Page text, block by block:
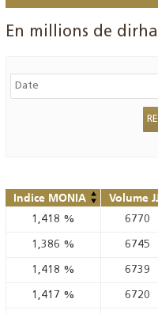
En millions de
Indice MONIA Volume
1,418 % 6770
1,386 % 6745
1,418 % 6739
1,417 % 6720